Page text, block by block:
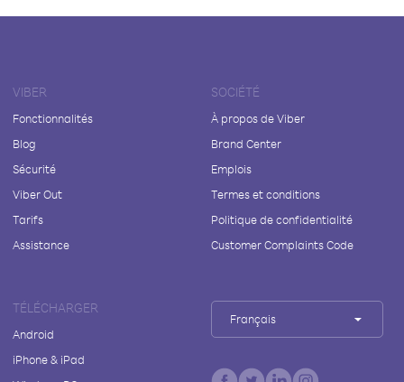
VIBER
Fonctionnalités
Blog
Sécurité
Viber Out
Tarifs
Assistance
SOCIÉTÉ
À propos de Viber
Brand Center
Emplois
Termes et conditions
Politique de confidentialité
Customer Complaints Code
TÉLÉCHARGER
Android
iPhone & iPad
Français